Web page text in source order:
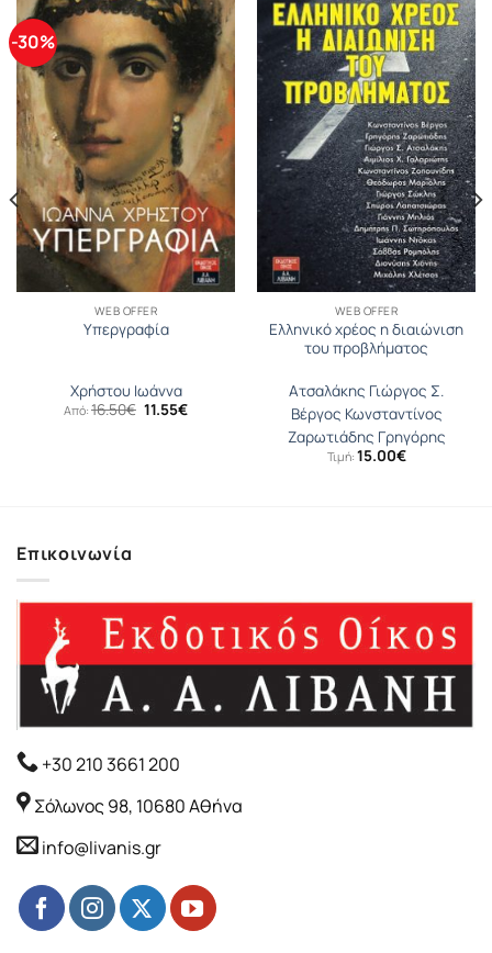
-30%
WEB OFFER
Υπεργραφία
Χρήστου Ιωάννα
Από: 16.50€ Original
price
11.55€Η
WEB OFFER
Ελληνικό χρέος η διαιώνιση
του προβλήματος
Ατσαλάκης Γιώργος Σ.
Βέργος Κωνσταντίνος
Ζαρωτιάδης Γρηγόρης
Τιμή: 15.00€
Επικοινωνία
+30 210 3661 200
Σόλωνος 98, 10680 Αθήνα
info@livanis.gr